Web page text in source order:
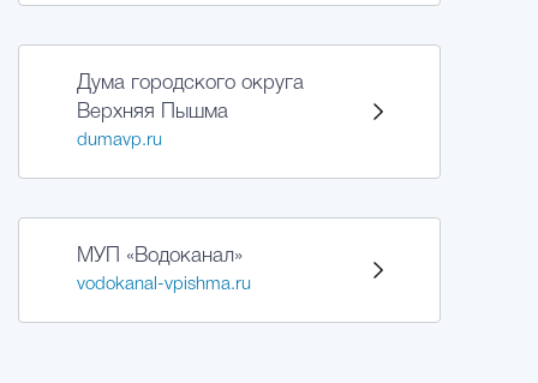
Дума городского округа
Верхняя Пышма
dumavp.ru
МУП «Водоканал»
vodokanal-vpishma.ru